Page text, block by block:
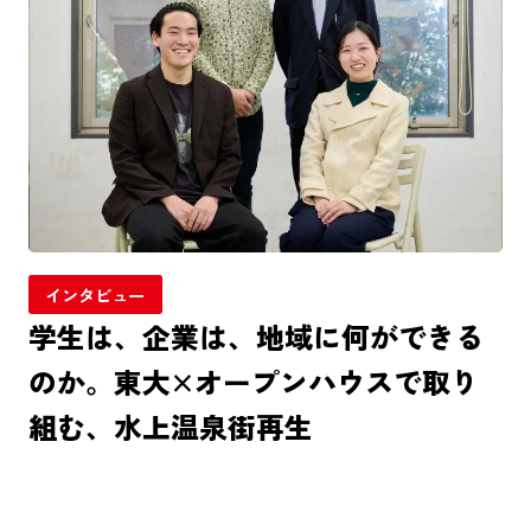
インタビュー
学生は、企業は、地域に何ができる
のか。東大×オープンハウスで取り
組む、水上温泉街再生